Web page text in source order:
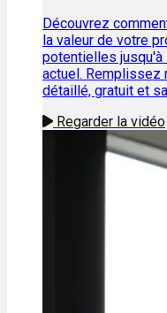
Découvrez
la valeur de votre
potentielles jusqu'à
actuel. Remplissez
détaillé, gratuit et
Regarder la vidéo